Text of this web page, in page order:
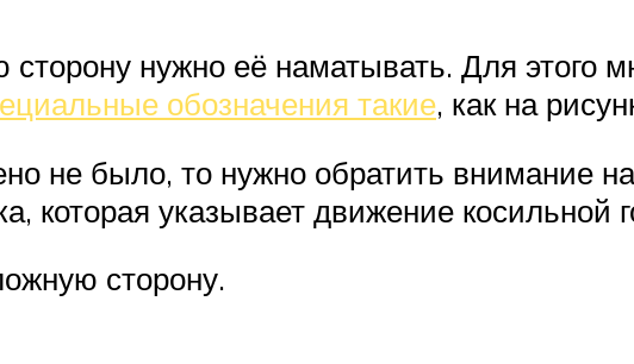
нужно её наматывать. Для этого
обозначения такие, как на
не было, то нужно обратить внимание
которая указывает движение косильной
сторону.